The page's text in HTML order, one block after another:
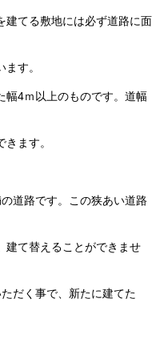
建てる敷地には必ず道路に面
す。
幅4ｍ以上のものです。道幅
ます。
道路です。この狭あい道路
建て替えることができませ
だく事で、新たに建てた